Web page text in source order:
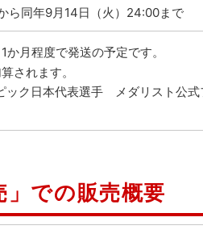
ら同年9月14日（火）24:00まで
月程度で発送の予定です。
されます。
ック日本代表選手 メダリスト公
」での販売概要